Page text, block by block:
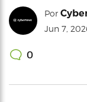
Por
Jun 7,
0